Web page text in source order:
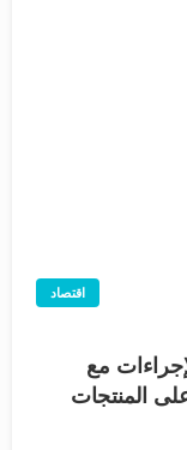
اقتصاد
مع
المنتجات